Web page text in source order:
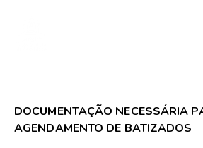
DOCUMENTAÇÃO NECESSÁRIA
AGENDAMENTO DE BATIZADOS